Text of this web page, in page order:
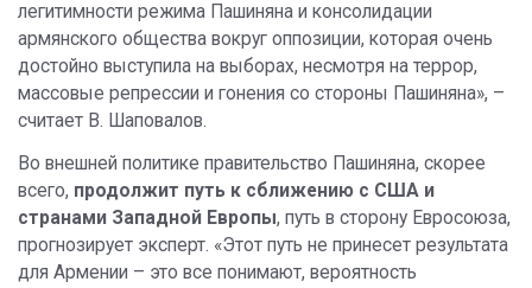
легитимности режима Пашиняна и консолидации
армянского общества вокруг оппозиции, которая очень
достойно выступила на выборах, несмотря на террор,
массовые репрессии и гонения со стороны Пашиняна», –
считает В. Шаповалов.
Во внешней политике правительство Пашиняна, скорее
всего, продолжит путь к сближению с США и
странами Западной Европы, путь в сторону Евросоюза,
прогнозирует эксперт. «Этот путь не принесет результата
для Армении – это все понимают, вероятность